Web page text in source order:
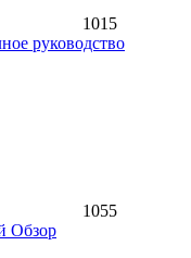
1015
руководство
1055
Обзор